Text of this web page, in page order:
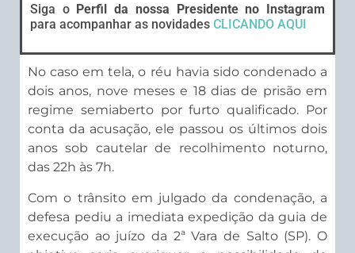
Siga o Perfil da nossa Presidente no Instagram
para acompanhar as novidades CLICANDO AQUI
No caso em tela, o réu havia sido condenado a
dois anos, nove meses e 18 dias de prisão em
regime semiaberto por furto qualificado. Por
conta da acusação, ele passou os últimos dois
anos sob cautelar de recolhimento noturno,
das 22h às 7h.
Com o trânsito em julgado da condenação, a
defesa pediu a imediata expedição da guia de
execução ao juízo da 2ª Vara de Salto (SP). O